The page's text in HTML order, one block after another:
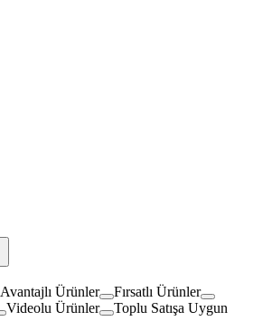
Avantajlı Ürünler
Fırsatlı Ürünler
Videolu Ürünler Toplu Satışa Uygun